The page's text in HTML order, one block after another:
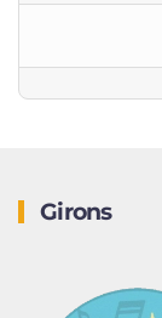
Girons